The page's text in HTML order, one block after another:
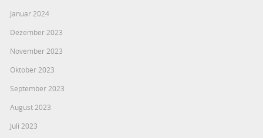
Januar 2024
Dezember 2023
November 2023
Oktober 2023
September 2023
August 2023
Juli 2023